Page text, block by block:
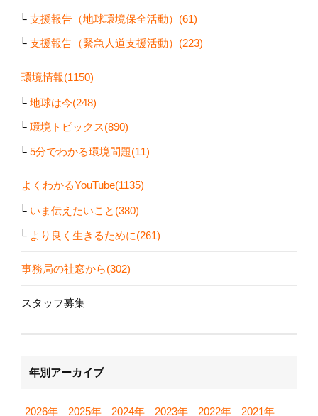
支援報告（地球環境保全活動）(61)
支援報告（緊急人道支援活動）(223)
環境情報(1150)
地球は今(248)
環境トピックス(890)
5分でわかる環境問題(11)
よくわかるYouTube(1135)
いま伝えたいこと(380)
より良く生きるために(261)
事務局の社窓から(302)
スタッフ募集
年別アーカイブ
2026年 2025年 2024年 2023年 2022年 2021年